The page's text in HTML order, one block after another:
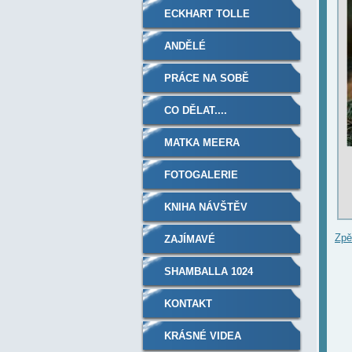
ECKHART TOLLE
ANDĚLÉ
PRÁCE NA SOBĚ
CO DĚLAT....
MATKA MEERA
FOTOGALERIE
KNIHA NÁVŠTĚV
ZAJÍMAVÉ
SHAMBALLA 1024
KONTAKT
KRÁSNÉ VIDEA